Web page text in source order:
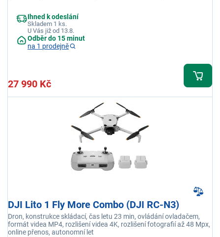
Ihned k odeslání
Skladem 1 ks.
U Vás již od 13.8.
Odběr do 15 minut
na 1 prodejně
27 990 Kč
DJI Lito 1 Fly More Combo (DJI RC-N3)
Dron, konstrukce skládací, čas letu 23 min, ovládání ovladačem,
formát videa MP4, rozlišení videa 4K, rozlišení fotografií až 48 Mpx,
online přenos, autonomní let